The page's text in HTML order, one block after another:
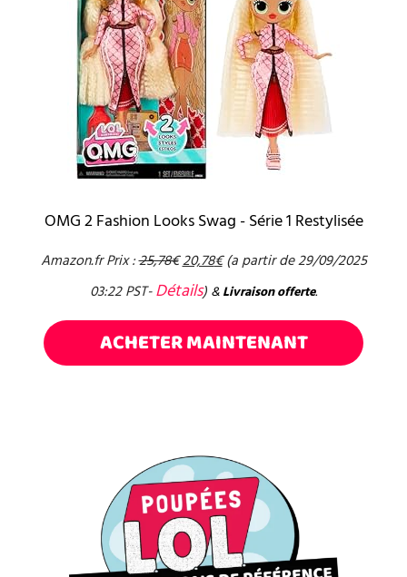
OMG 2 Fashion Looks Swag - Série 1 Restylisée
Amazon.fr Prix :25,78€ 20,78€(a partir de 29/09/2025
03:22 PST-Détails) & Livraison offerte.
ACHETER MAINTENANT